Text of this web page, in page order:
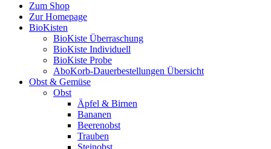
Zum Shop
Zur Homepage
BioKisten
BioKiste Überraschung
BioKiste Individuell
BioKiste Probe
AboKorb-Dauerbestellungen Übersicht
Obst & Gemüse
Obst
Äpfel & Birnen
Bananen
Beerenobst
Trauben
Steinobst